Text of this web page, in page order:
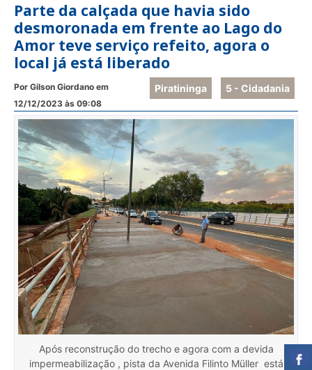
Parte da calçada que havia sido
desmoronada em frente ao Lago do
Amor teve serviço refeito, agora o
local já está liberado
5 - Cidadania
Piratininga
Por Gilson Giordano em
12/12/2023 às 09:08
Após reconstrução do trecho e agora com a devida
impermeabilização , pista da Avenida Filinto Müller está